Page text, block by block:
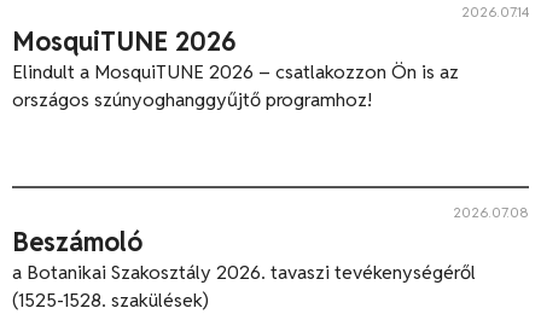
MosquiTUNE 2026
2026.07.14
Elindult a MosquiTUNE 2026 – csatlakozzon Ön is az
országos szúnyoghanggyűjtő programhoz!
Beszámoló
2026.07.08
a Botanikai Szakosztály 2026. tavaszi tevékenységéről
(1525-1528. szakülések)